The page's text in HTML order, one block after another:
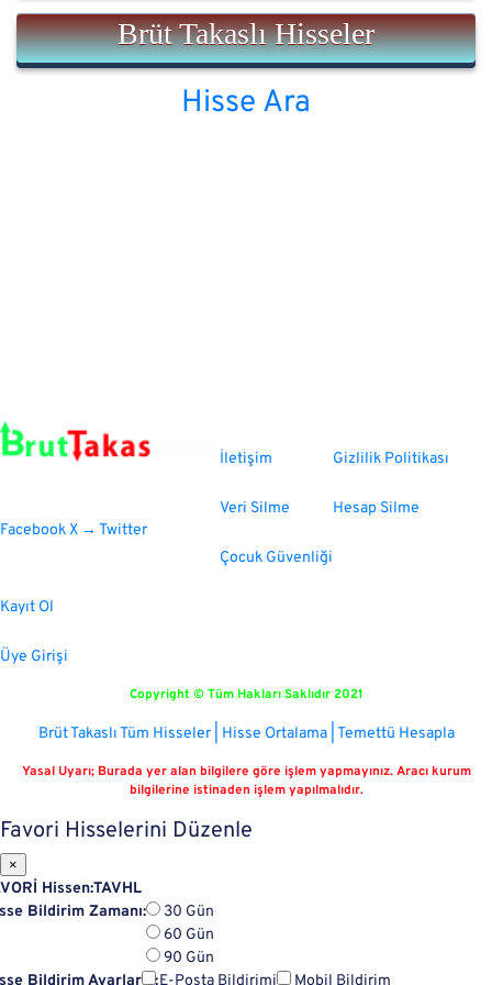
Brüt Takaslı Hisseler
Hisse Ara
FacebookX → Twitter
İletişim
Veri Silme
Çocuk Güvenliği
Gizlilik Politikası
Hesap Silme
Kayıt Ol
Üye Girişi
Copyright © Tüm Hakları Saklıdır 2021
Brüt Takaslı Tüm Hisseler | Hisse Ortalama | Temettü Hesapla
Yasal Uyarı; Burada yer alan bilgilere göre işlem yapmayınız. Aracı kurum
bilgilerine istinaden işlem yapılmalıdır.
Favori Hisselerini Düzenle
×
Hissen:TAVHL
Bildirim Zamanı:
30 Gün
60 Gün
90 Gün
Bildirim Ayarların:E-Posta Bildirimi Mobil Bildirim